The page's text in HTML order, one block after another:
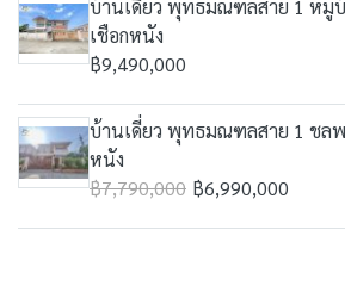
บ้านเดี่ยว พุทธมณฑลสาย 1 หมู่
เชือกหนัง
฿9,490,000
บ้านเดี่ยว พุทธมณฑลสาย 1 ชล
หนัง
฿7,790,000 ฿6,990,000